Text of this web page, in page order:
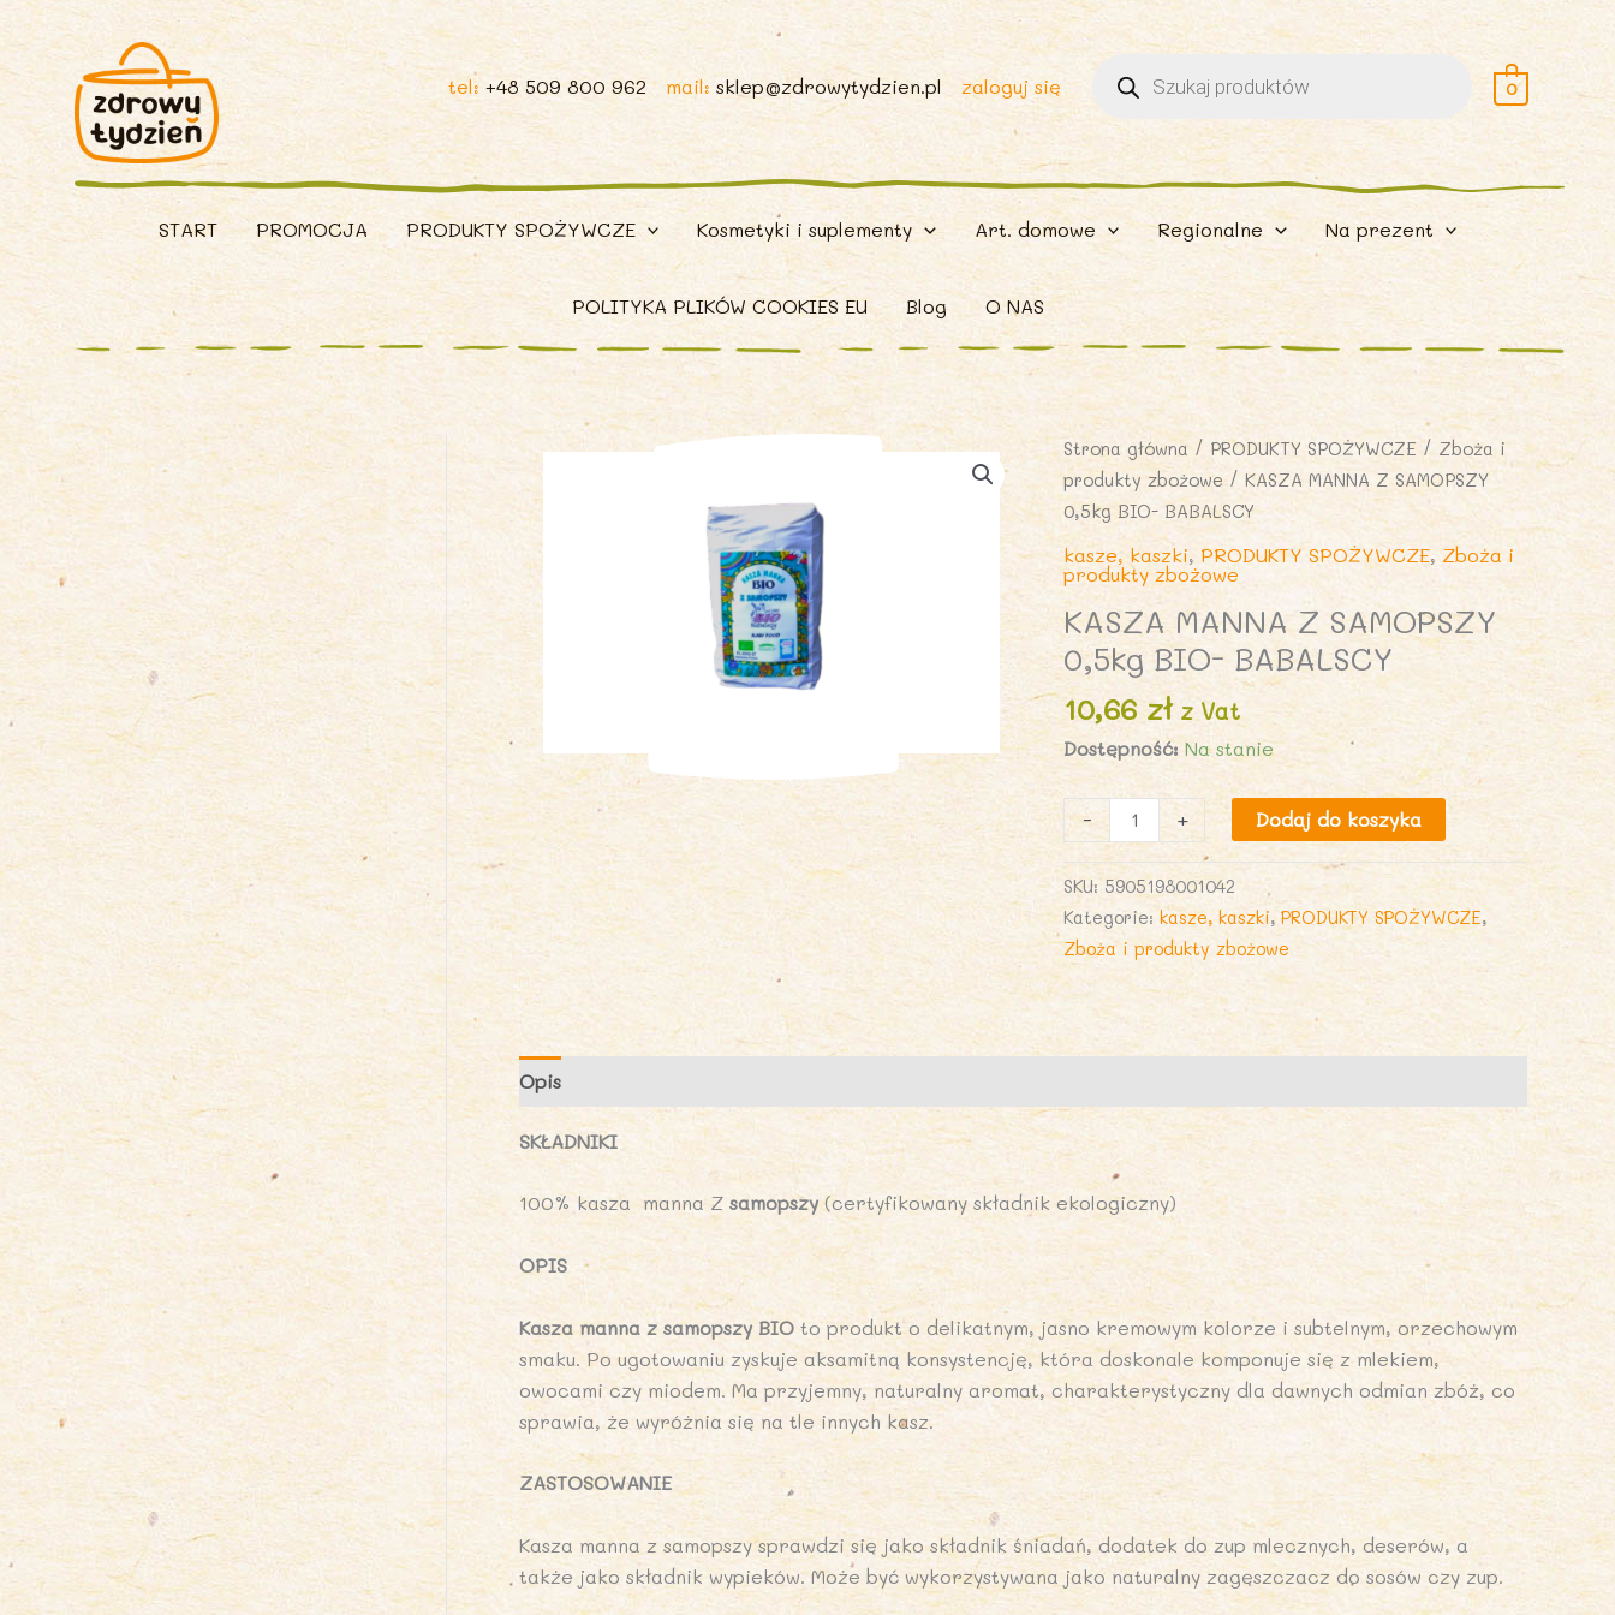
tel: +48 509 800 962 mail: sklep@zdrowytydzien.pl zaloguj się
Wyszukiwarka
produktów 0
START PROMOCJA PRODUKTY SPOŻYWCZE Kosmetyki i suplementy Art. domowe Regionalne Na prezent
POLITYKA PLIKÓW COOKIES EU Blog O NAS
Strona główna / PRODUKTY SPOŻYWCZE / Zboża i
produkty zbożowe/ KASZA MANNA Z SAMOPSZY
0,5kg BIO- BABALSCY
kasze, kaszki, PRODUKTY SPOŻYWCZE, Zboża i
produkty zbożowe
KASZA MANNA Z SAMOPSZY
0,5kg BIO- BABALSCY
10,66zł z Vat
Dostępność: Na stanie
-
ilość
KASZA
MANNA
Z
SAMOPSZY
0,5kg
BIO-
+ Dodaj do koszyka
SKU:5905198001042
Kategorie: kasze, kaszki,PRODUKTY SPOŻYWCZE,
Zboża i produkty zbożowe
Opis
SKŁADNIKI
100% kasza manna Z samopszy(certyfikowany składnik ekologiczny)
OPIS
Kasza manna z samopszy BIO to produkt o delikatnym, jasno kremowym kolorze i subtelnym, orzechowym
smaku. Po ugotowaniu zyskuje aksamitną konsystencję, która doskonale komponuje się z mlekiem,
owocami czy miodem. Ma przyjemny, naturalny aromat, charakterystyczny dla dawnych odmian zbóż, co
sprawia, że wyróżnia się na tle innych kasz.
ZASTOSOWANIE
Kasza manna z samopszy sprawdzi się jako składnik śniadań, dodatek do zup mlecznych, deserów, a
także jako składnik wypieków. Może być wykorzystywana jako naturalny zagęszczacz do sosów czy zup.